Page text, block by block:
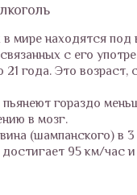
мире находятся под
с его
года. Это возраст,
гораздо
в мозг.
(шампанского) в
95 км/час